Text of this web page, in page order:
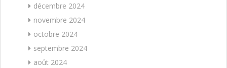
décembre 2024
novembre 2024
octobre 2024
septembre 2024
août 2024